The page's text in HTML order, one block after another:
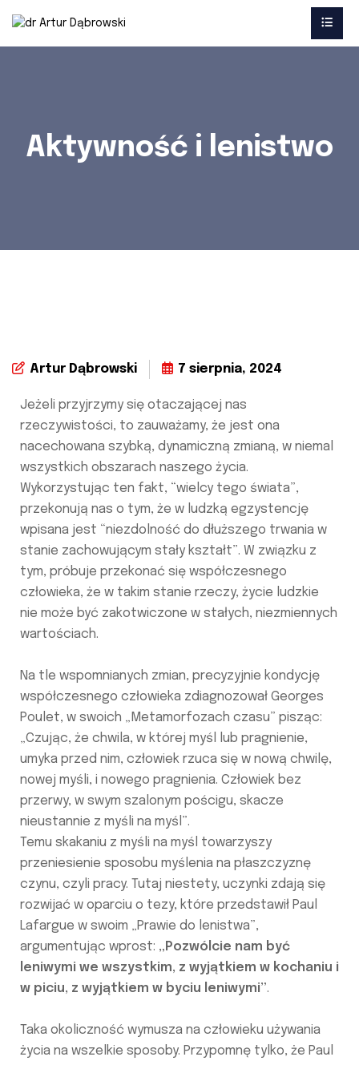
Aktywność i lenistwo
Artur Dąbrowski 7 sierpnia, 2024
Jeżeli przyjrzymy się otaczającej nas
rzeczywistości, to zauważamy, że jest ona
nacechowana szybką, dynamiczną zmianą, w niemal
wszystkich obszarach naszego życia.
Wykorzystując ten fakt, “wielcy tego świata”,
przekonują nas o tym, że w ludzką egzystencję
wpisana jest “niezdolność do dłuższego trwania w
stanie zachowującym stały kształt”. W związku z
tym, próbuje przekonać się współczesnego
człowieka, że w takim stanie rzeczy, życie ludzkie
nie może być zakotwiczone w stałych, niezmiennych
wartościach.
Na tle wspomnianych zmian, precyzyjnie kondycję
współczesnego człowieka zdiagnozował Georges
Poulet, w swoich „Metamorfozach czasu” pisząc:
„Czując, że chwila, w której myśl lub pragnienie,
umyka przed nim, człowiek rzuca się w nową chwilę,
nowej myśli, i nowego pragnienia. Człowiek bez
przerwy, w swym szalonym pościgu, skacze
nieustannie z myśli na myśl”.
Temu skakaniu z myśli na myśl towarzyszy
przeniesienie sposobu myślenia na płaszczyznę
czynu, czyli pracy. Tutaj niestety, uczynki zdają się
rozwijać w oparciu o tezy, które przedstawił Paul
Lafargue w swoim „Prawie do lenistwa”,
argumentując wprost: „Pozwólcie nam być
leniwymi we wszystkim, z wyjątkiem w kochaniu i
w piciu, z wyjątkiem w byciu leniwymi”.
Taka okoliczność wymusza na człowieku używania
życia na wszelkie sposoby. Przypomnę tylko, że Paul